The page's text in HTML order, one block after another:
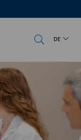
DE